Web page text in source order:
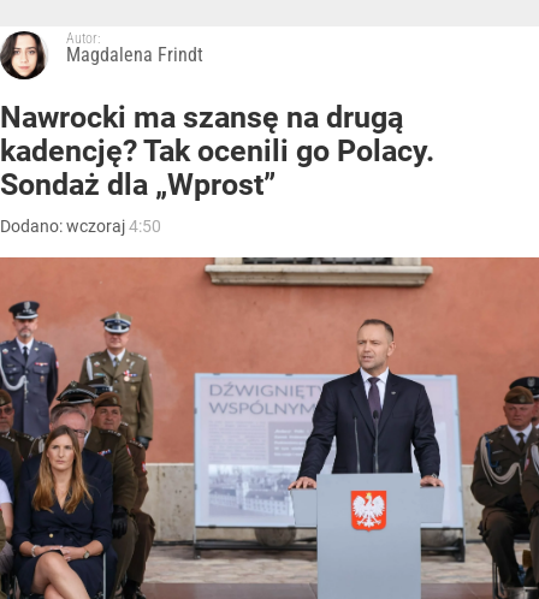
Autor:
Magdalena Frindt
Nawrocki ma szansę na drugą
kadencję? Tak ocenili go Polacy.
Sondaż dla „Wprost”
Dodano:wczoraj4:50